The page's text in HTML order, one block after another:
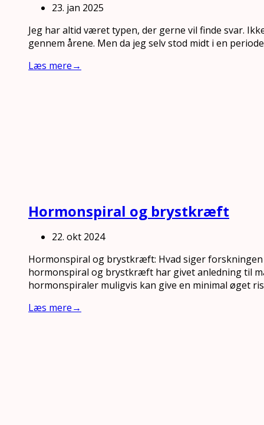
23. jan 2025
Jeg har altid været typen, der gerne vil finde svar.
gennem årene. Men da jeg selv stod midt i en
Læs mere→
Hormonspiral og brystkræft
22. okt 2024
Hormonspiral og brystkræft: Hvad siger
hormonspiral og brystkræft har givet anledning til
hormonspiraler muligvis kan give en minimal øget
Læs mere→